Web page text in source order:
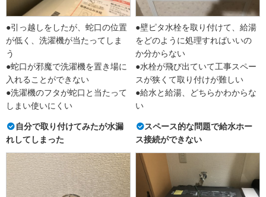
●引っ越しをしたが、蛇口の位置
が低く、洗濯機が当たってしま
う
●蛇口が邪魔で洗濯機を置き場に
入れることができない
●洗濯機のフタが蛇口と当たって
しまい使いにくい
●壁ピタ水栓を取り付けて、給湯
をどのように処理すればいいの
か分からない
●水栓が飛び出ていて工事スペー
スが狭くて取り付けが難しい
●給水と給湯、どちらかわからな
い
自分で取り付けてみたが水漏
れしてしまった
スペース的な問題で給水ホー
ス接続ができない